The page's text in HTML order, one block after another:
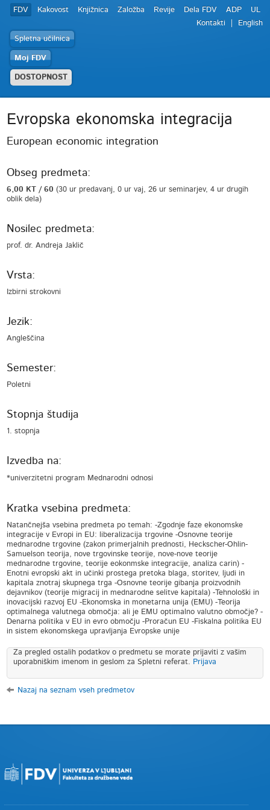
FDV Kakovost Knjižnica Založba Revije Dela FDV ADP
UL
Kontakti
English
Spletna učilnica
Moj FDV
DOSTOPNOST
Evropska ekonomska integracija
European economic integration
Obseg predmeta:
6,00 KT / 60(30 ur predavanj, 0 ur vaj, 26 ur seminarjev, 4 ur drugih
oblik dela)
Nosilec predmeta:
prof. dr. Andreja Jaklič
Vrsta:
Izbirni strokovni
Jezik:
Angleščina
Semester:
Poletni
Stopnja študija
1. stopnja
Izvedba na:
*univerzitetni program Mednarodni odnosi
Kratka vsebina predmeta:
Natančnejša vsebina predmeta po temah: -Zgodnje faze ekonomske
integracije v Evropi in EU: liberalizacija trgovine -Osnovne teorije
mednarodne trgovine (zakon primerjalnih prednosti, Heckscher-Ohlin-
Samuelson teorija, nove trgovinske teorije, nove-nove teorije
mednarodne trgovine, teorije eokonmske integracije, analiza carin) -
Enotni evropski akt in učinki prostega pretoka blaga, storitev, ljudi in
kapitala znotraj skupnega trga -Osnovne teorije gibanja proizvodnih
dejavnikov (teorije migracij in mednarodne selitve kapitala) -Tehnološki in
inovacijski razvoj EU -Ekonomska in monetarna unija (EMU) -Teorija
optimalnega valutnega območja: ali je EMU optimalno valutno območje? -
Denarna politika v EU in evro območju -Proračun EU -Fiskalna politika EU
in sistem ekonomskega upravljanja Evropske unije
Za pregled ostalih podatkov o predmetu se morate prijaviti z vašim
uporabniškim imenom in geslom za Spletni referat. Prijava
Nazaj na seznam vseh predmetov